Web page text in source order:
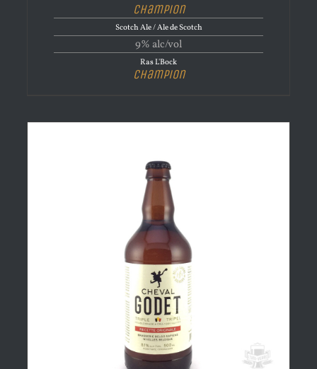
Champion
Scotch Ale / Ale de Scotch
9% alc/vol
Ras L'Bock
Champion